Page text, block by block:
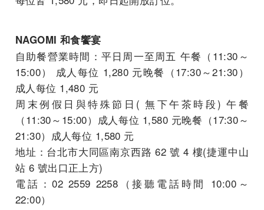
NAGOMI 和⻝饗宴
⾃助餐營業時間：平⽇周⼀⾄周五 午餐（11:30～
15:00） 成⼈每位 1,280 元晚餐（17:30～21:30）
成⼈每位 1,480 元
周末例假⽇與特殊節⽇( 無下午茶時段) 午餐
（11:30～15:00）成⼈每位 1,580 元晚餐（17:30～
21:30）成⼈每位 1,580 元
地址：台北市⼤同區南京⻄路 62 號 4 樓(捷運中⼭
站 6 號出⼝正上⽅)
電話：02 2559 2258（接聽電話時間 10:00～
22:00）